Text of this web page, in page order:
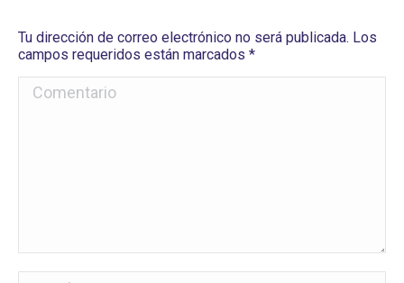
Tu dirección de correo electrónico no será publicada. Los
campos requeridos están marcados *
Comentario